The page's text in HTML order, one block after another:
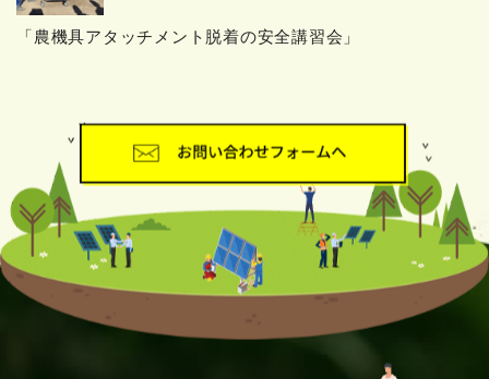
「農機具アタッチメント脱着の安全講習会」